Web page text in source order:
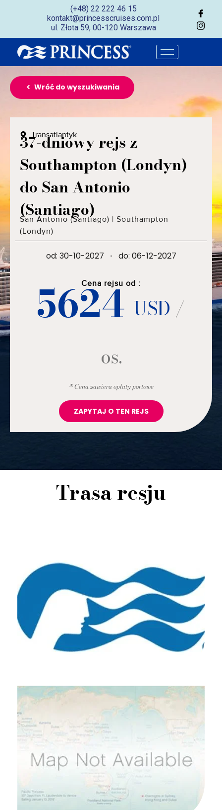
(+48) 22 222 46 15
kontakt@princesscruises.com.pl
ul. Złota 59, 00-120 Warszawa
Wróć do wyszukiwania
Transatlantyk
37-dniowy rejs z
Southampton (Londyn)
do San Antonio
(Santiago)
San Antonio (Santiago) | Southampton
(Londyn)
od: 30-10-2027 · do: 06-12-2027
Cena rejsu od :
5624USD /
os.
* Cena zawiera opłaty portowe
ZAPYTAJ O TEN REJS
Trasa resju